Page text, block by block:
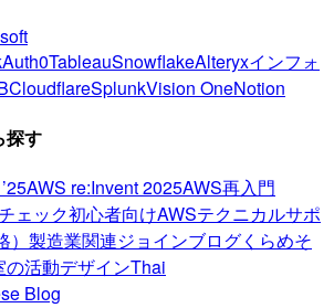
Auth0TableauSnowflakeAlteryxインフォ
CloudflareSplunkVision OneNotion
探す
AWS re:Invent 2025AWS再入門
ェック初心者向けAWSテクニカルサポ
製造業関連ジョインブログくらめそ
の活動デザインThai
Blog